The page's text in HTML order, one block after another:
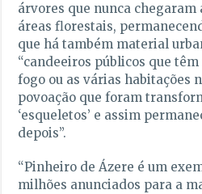
árvores que nunca chegaram
áreas florestais,
que há também material
“candeeiros públicos que
fogo ou as várias habitações
povoação que foram
‘esqueletos’ e assim
depois”.
“Pinheiro de Ázere é um
milhões anunciados para a